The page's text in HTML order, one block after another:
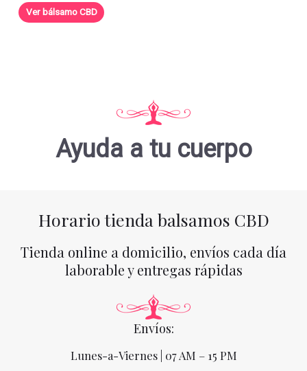
Ver bálsamo CBD
Ayuda a tu cuerpo
Horario tienda balsamos CBD
Tienda online a domicilio, envíos cada día
laborable y entregas rápidas
Envíos:
Lunes-a-Viernes | 07 AM – 15 PM